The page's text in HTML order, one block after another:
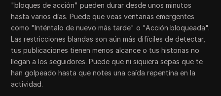
"bloques de acción" pueden durar desde unos minutos
hasta varios días. Puede que veas ventanas emergentes
como "Inténtalo de nuevo más tarde" o "Acción bloqueada".
Las restricciones blandas son aún más difíciles de detectar,
tus publicaciones tienen menos alcance o tus historias no
llegan a los seguidores. Puede que ni siquiera sepas que te
han golpeado hasta que notes una caída repentina en la
actividad.